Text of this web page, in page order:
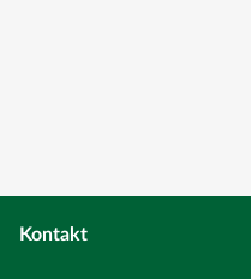
Kontakt